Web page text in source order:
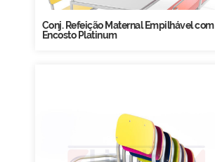
Conj. Refeição Maternal Empilhável com
Encosto Platinum